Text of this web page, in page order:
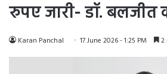
रुपए जारी- डॉ. बलजीत
Karan Panchal 17 June 2026 - 1:25 PM 2